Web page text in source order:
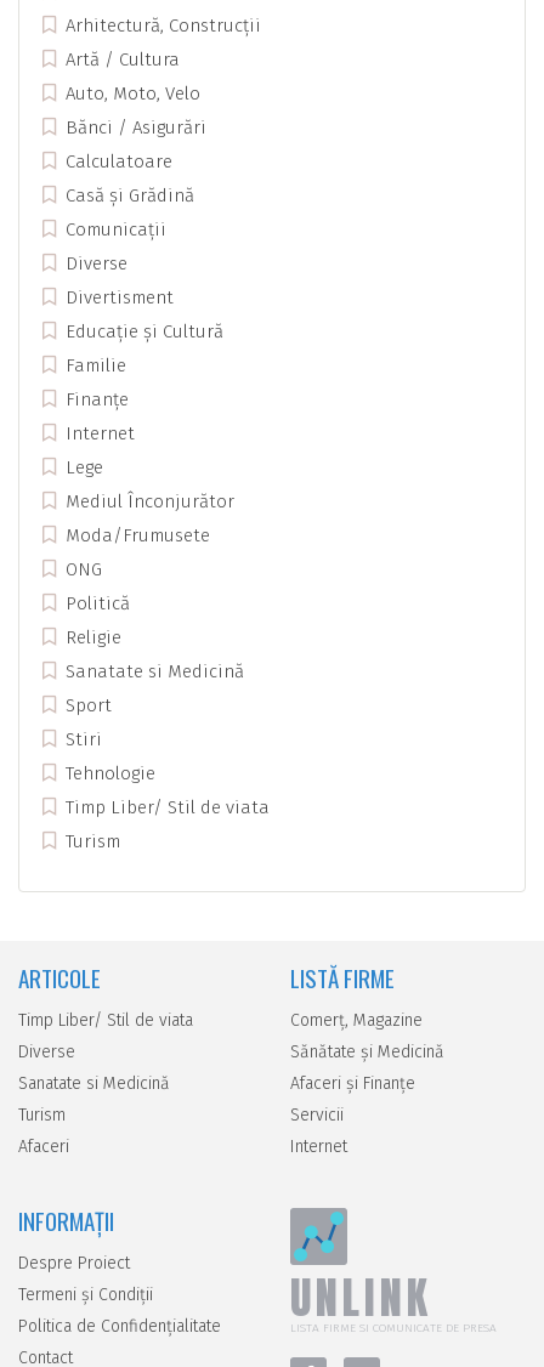
Arhitectură, Construcții
Artă / Cultura
Auto, Moto, Velo
Bănci / Asigurări
Calculatoare
Casă și Grădină
Comunicații
Diverse
Divertisment
Educație și Cultură
Familie
Finanțe
Internet
Lege
Mediul Înconjurător
Moda/Frumusete
ONG
Politică
Religie
Sanatate si Medicină
Sport
Stiri
Tehnologie
Timp Liber/ Stil de viata
Turism
ARTICOLE
Timp Liber/ Stil de viata
Diverse
Sanatate si Medicină
Turism
Afaceri
LISTĂ FIRME
Comerţ, Magazine
Sănătate şi Medicină
Afaceri şi Finanţe
Servicii
Internet
INFORMAȚII
Despre Proiect
Termeni și Condiții
Politica de Confidențialitate
Contact
UNLINK
LISTA FIRME SI COMUNICATE DE PRESA